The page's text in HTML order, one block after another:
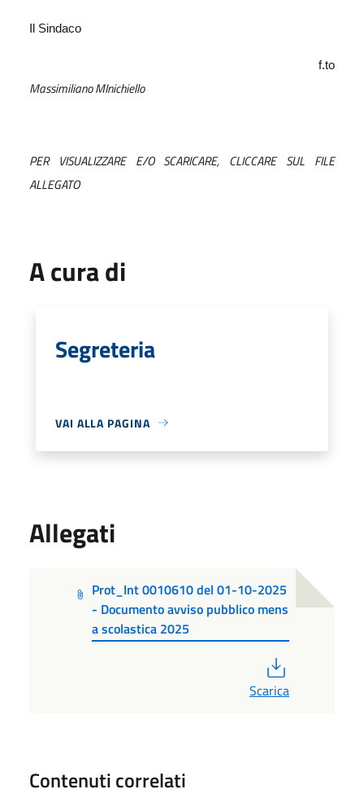
Il Sindaco
f.to
Massimiliano MInichiello
PER VISUALIZZARE E/O SCARICARE, CLICCARE SUL FILE
ALLEGATO
A cura di
Segreteria
VAI ALLA PAGINA
Allegati
Prot_Int 0010610 del 01-10-2025
- Documento avviso pubblico mens
a scolastica 2025
Scarica
Contenuti correlati